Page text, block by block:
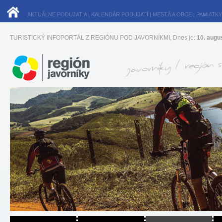
AKTUÁLNE PODUJATIA| KALENDÁR PODUJATÍ | MESTÁ A OBCE | PAMIATKY
TURISTICKÝ INFOPORTÁL Z REGIÓNU POD JAVORNÍKMI, Dnes je: 10.